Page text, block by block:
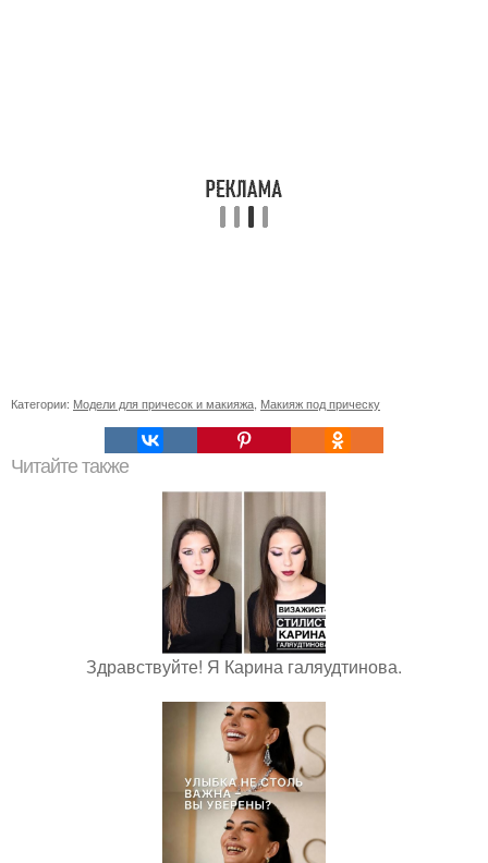
Категории: Модели для причесок и макияжа Макияж под прическу
Читайте также
Здравствуйте! Я Карина галяудтинова.